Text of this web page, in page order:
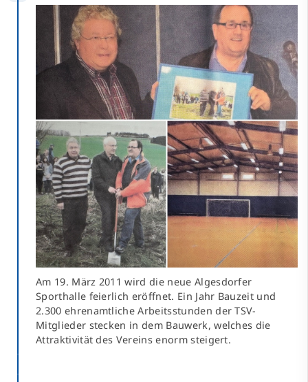
Am 19. März 2011 wird die neue Algesdorfer
Sporthalle feierlich eröffnet. Ein Jahr Bauzeit und
2.300 ehrenamtliche Arbeitsstunden der TSV-
Mitglieder stecken in dem Bauwerk, welches die
Attraktivität des Vereins enorm steigert.